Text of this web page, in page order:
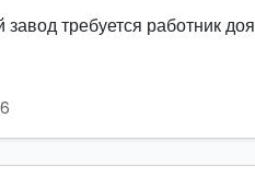
требуется работник доя